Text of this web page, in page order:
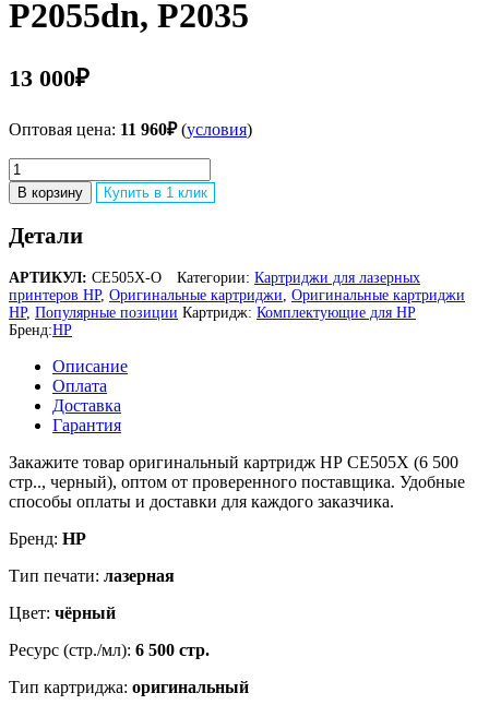
P2055dn, P2035
13 000₽
Оптовая цена: 11 960₽(условия)
Количество
товара
Оригинальный
картридж
НР
черный
(6
500
стр.)
LaserJet
P2055,
P2055d,
P2035
В корзину Купить в 1 клик
Детали
АРТИКУЛ: CE505X-O Категории: Картриджи для лазерных
принтеров HP, Оригинальные картриджи Оригинальные картриджи
HP, Популярные позиции Картридж: Комплектующие для HP
Бренд:HP
Описание
Оплата
Доставка
Гарантия
Закажите товар оригинальный картридж НР CE505X (6 500
стр.., черный), оптом от проверенного поставщика. Удобные
способы оплаты и доставки для каждого заказчика.
Бренд: HP
Тип печати: лазерная
Цвет: чёрный
Ресурс (стр./мл): 6 500 стр.
Тип картриджа: оригинальный